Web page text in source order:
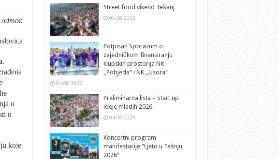
u
u
koje
Street food vikend Tešanj
05.08.2026.
Potpisan Sporazum o
zajedničkom finansiranju
klupskih prostorija NK
„Pobjeda“ i NK „Usora“
04.08.2026.
Preliminarna lista – Start up
ideje mladih 2026
04.08.2026.
Koncertni program
manifestacije “Ljeto u Tešnju
2026”